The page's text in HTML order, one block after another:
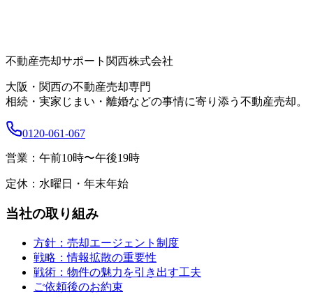
不動産売却サポート関西株式会社
大阪・関西の不動産売却専門
相続・実家じまい・離婚などの事情に寄り添う不動産売却。
0120-061-067
営業： 午前10時〜午後19時
定休： 水曜日・年末年始
当社の取り組み
方針：売却エージェント制度
戦略：情報拡散の重要性
戦術：物件の魅力を引き出す工夫
ご依頼後のお約束